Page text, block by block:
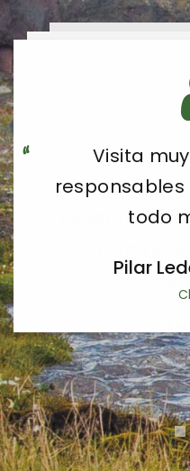
Visita
todo
Pilar